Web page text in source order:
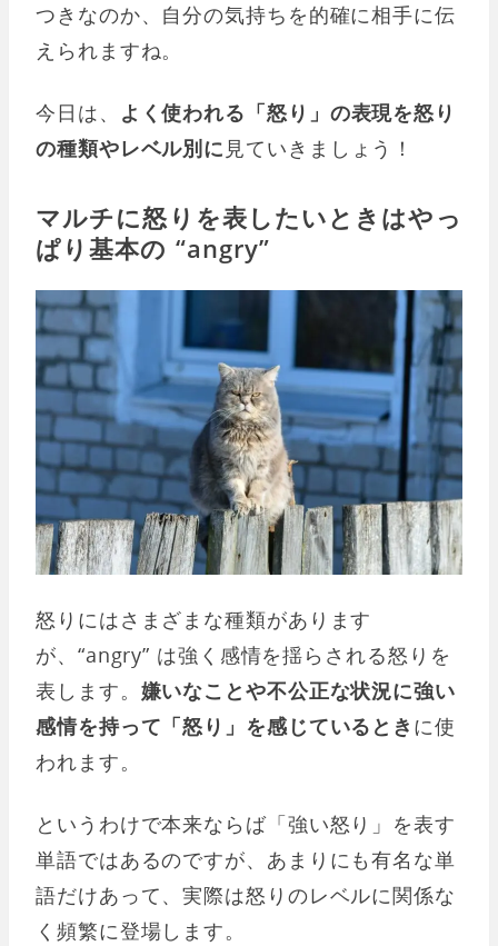
つきなのか、自分の気持ちを的確に相手に伝
えられますね。
今日は、 よく使われる「怒り」の表現を怒り
の種類やレベル別に 見ていきましょう！
マルチに怒りを表したいときはやっ
ぱり基本の “angry”
怒りにはさまざまな種類があります
が、“angry” は強く感情を揺らされる怒りを
表します。 嫌いなことや不公正な状況に強い
感情を持って「怒り」を感じているとき に使
われます。
というわけで本来ならば「強い怒り」を表す
単語ではあるのですが、あまりにも有名な単
語だけあって、実際は怒りのレベルに関係な
く頻繁に登場します。